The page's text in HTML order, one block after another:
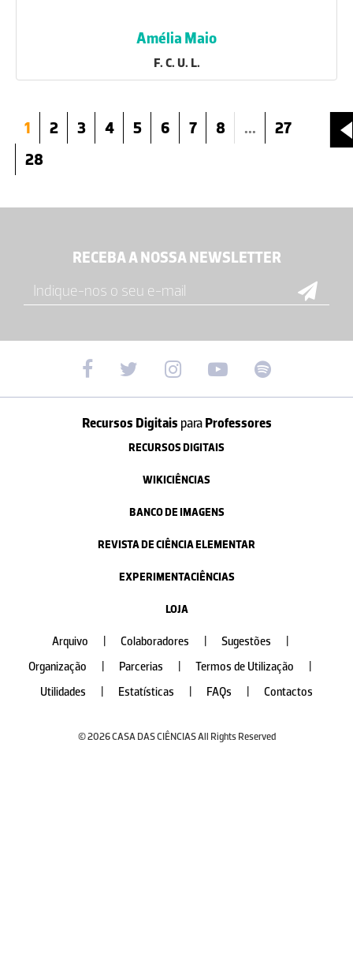
Amélia Maio
F. C. U. L.
1 2 3 4 5 6 7 8 ...
27
28
RECEBA A NOSSA NEWSLETTER
Recursos Digitais paraProfessores
RECURSOS DIGITAIS
WIKICIÊNCIAS
BANCO DE IMAGENS
REVISTA DE CIÊNCIA ELEMENTAR
EXPERIMENTACIÊNCIAS
LOJA
Arquivo Colaboradores Sugestões
Organização
Parcerias Termos de Utilização
Utilidades
Estatísticas FAQs Contactos
© 2026 CASA DAS CIÊNCIAS All Rights Reserved